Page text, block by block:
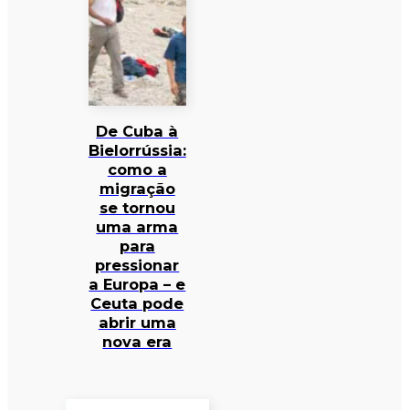
De Cuba à
Bielorrússia:
como a
migração
se tornou
uma arma
para
pressionar
a Europa – e
Ceuta pode
abrir uma
nova era